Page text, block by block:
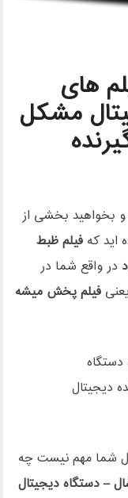
های
مشکل
و بخواهید بخشی از
اید کهفیلم ظبط
در واقع شما در
فیلم پخش میشه
شما مهم نیست چه
– دستگاه دیجیتال